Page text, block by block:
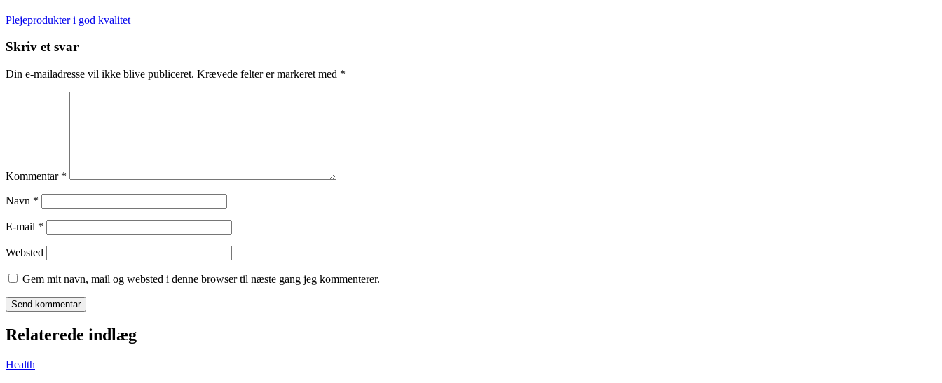
Plejeprodukter i god kvalitet
Skriv et svar
Din e-mailadresse vil ikke blive publiceret. Krævede felter er markeret med *
Kommentar *
Navn *
E-mail *
Websted
Gem mit navn, mail og websted i denne browser til næste gang jeg kommenterer.
Relaterede indlæg
Health